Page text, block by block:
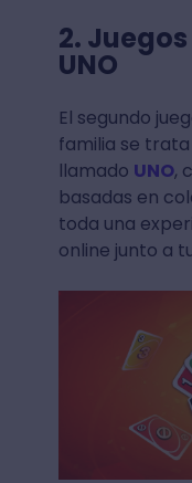
2.
UNO
El segundo
familia se
llamado UNO,
basadas en
toda una
online junto a